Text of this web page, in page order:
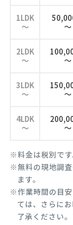
1LDK
～
～
2LDK
～
～
3LDK
～
～
4LDK
～
～
※料金は税別です
※無料の現地調
ます。
※作業時間の目
ては、さらに
了承ください